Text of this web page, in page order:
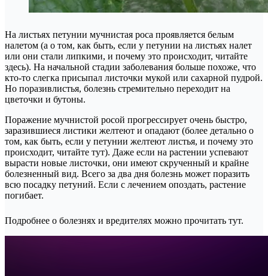
На листьях петунии мучнистая роса проявляется белым
налетом (а о том, как быть, если у петунии на листьях налет
или они стали липкими, и почему это происходит, читайте
здесь). На начальной стадии заболевания больше похоже, что
кто-то слегка присыпал листочки мукой или сахарной пудрой.
Но поразивлистья, болезнь стремительно переходит на
цветочки и бутоны.
Поражение мучнистой росой прогрессирует очень быстро,
заразившиеся листики желтеют и опадают (более детально о
том, как быть, если у петунии желтеют листья, и почему это
происходит, читайте тут). Даже если на растении успевают
вырасти новые листочки, они имеют скрученный и крайне
болезненный вид. Всего за два дня болезнь может поразить
всю посадку петуний. Если с лечением опоздать, растение
погибает.
Подробнее о болезнях и вредителях можно прочитать тут.